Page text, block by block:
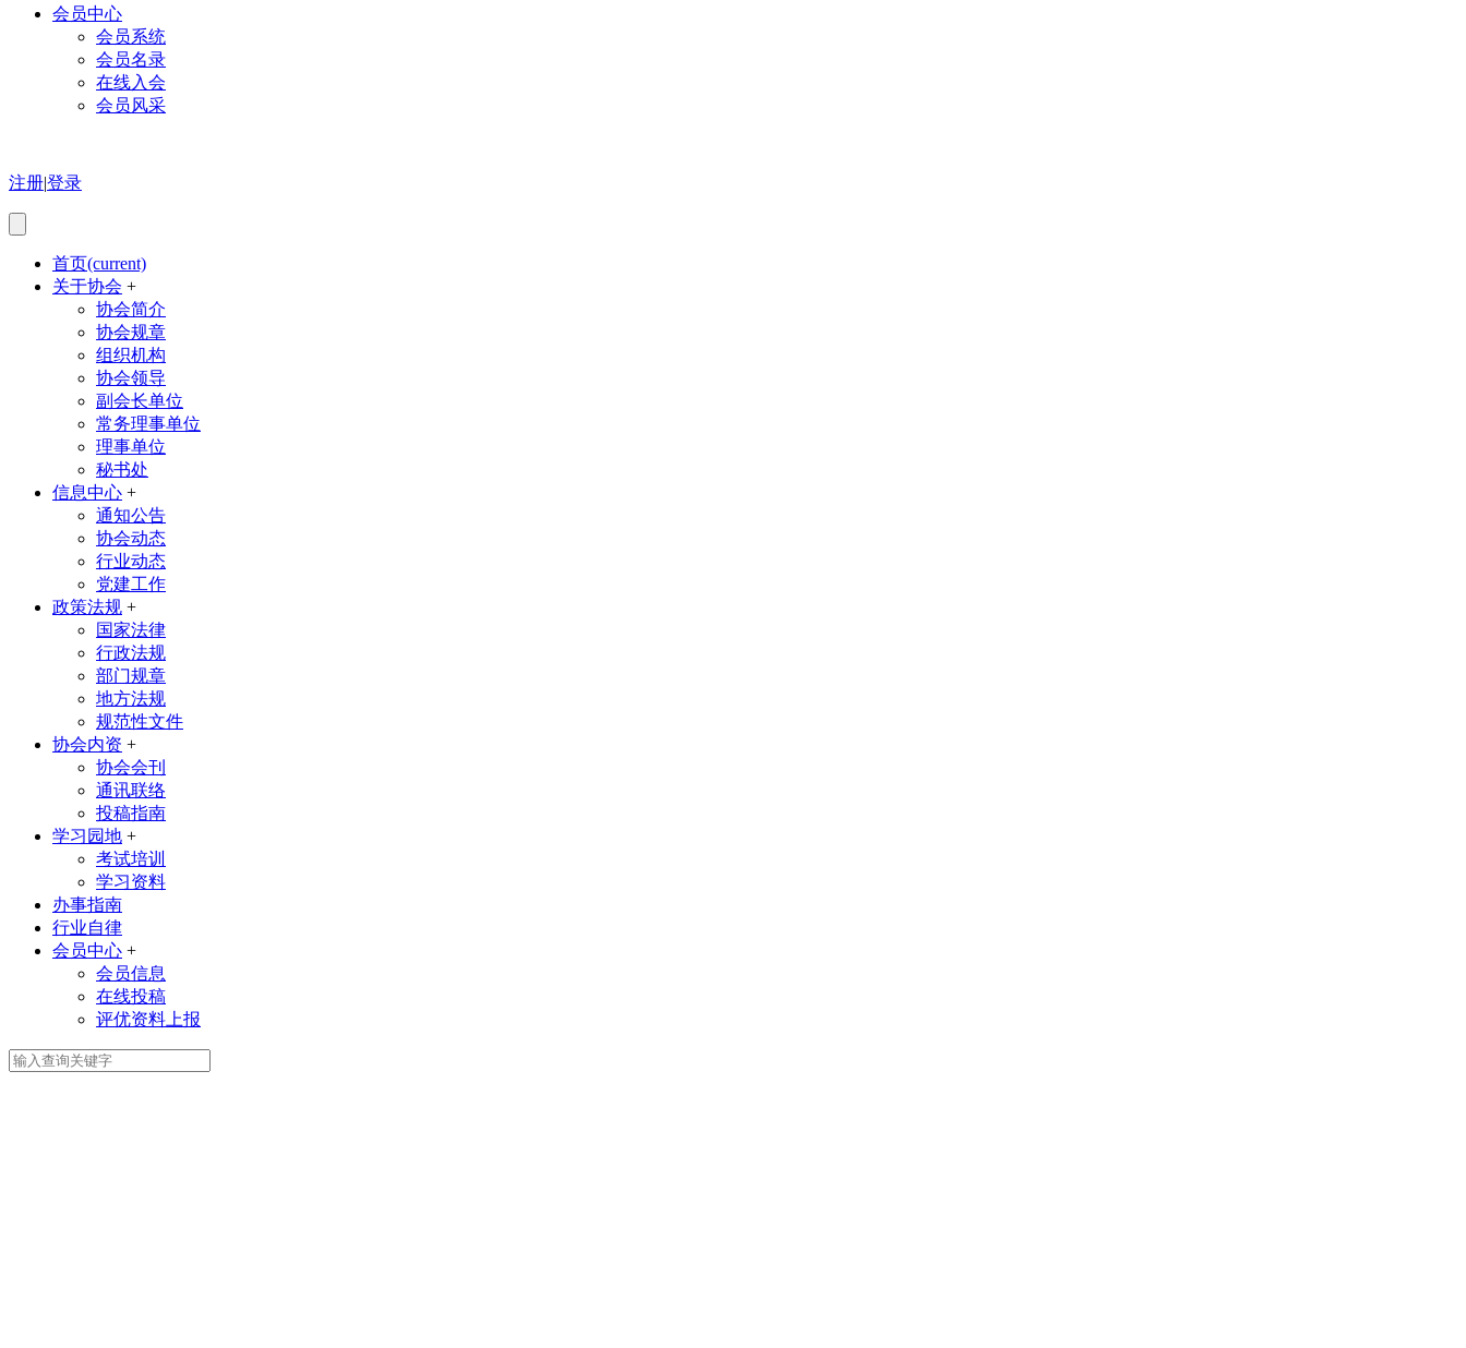
会员中心
会员系统
会员名录
在线入会
会员风采
注册|登录
首页(current)
关于协会 +
协会简介
协会规章
组织机构
协会领导
副会长单位
常务理事单位
理事单位
秘书处
信息中心 +
通知公告
协会动态
行业动态
党建工作
政策法规 +
国家法律
行政法规
部门规章
地方法规
规范性文件
协会内资 +
协会会刊
通讯联络
投稿指南
学习园地 +
考试培训
学习资料
办事指南
行业自律
会员中心 +
会员信息
在线投稿
评优资料上报